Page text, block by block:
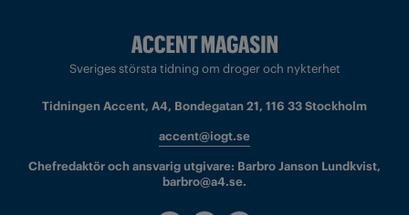
Sveriges största tidning om droger och nykterhet
Tidningen Accent, A4, Bondegatan 21, 116 33 Stockholm
accent@iogt.se
Chefredaktör och ansvarig utgivare: Barbro Janson Lundkvist,
barbro@a4.se.